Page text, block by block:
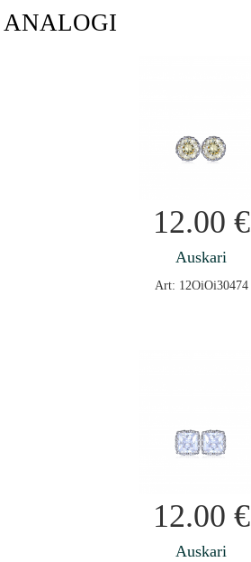
ANALOGI
12.00 €
Auskari
Art: 12OiOi30474
12.00 €
Auskari